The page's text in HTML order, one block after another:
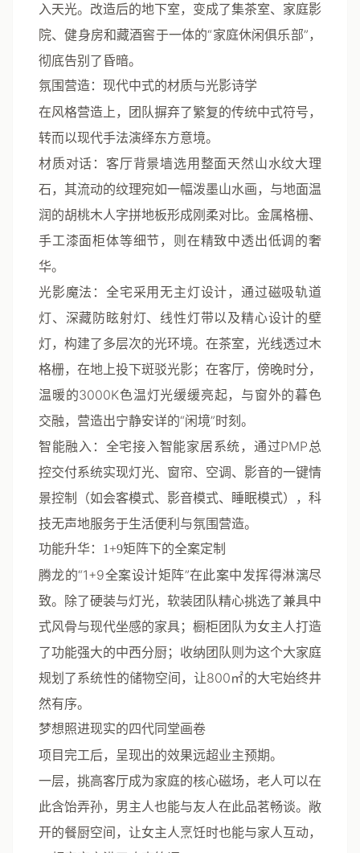
入天光。改造后的地下室，变成了集茶室、家庭影
院、健身房和藏酒窖于一体的“家庭休闲俱乐部”，
彻底告别了昏暗。
氛围营造：现代中式的材质与光影诗学
在风格营造上，团队摒弃了繁复的传统中式符号，
转而以现代手法演绎东方意境。
材质对话 ：客厅背景墙选用整面天然山水纹大理
石，其流动的纹理宛如一幅泼墨山水画，与地面温
润的胡桃木人字拼地板形成刚柔对比。金属格栅、
手工漆面柜体等细节，则在精致中透出低调的奢
华。
光影魔法 ：全宅采用无主灯设计，通过磁吸轨道
灯、深藏防眩射灯、线性灯带以及精心设计的壁
灯，构建了多层次的光环境。在茶室，光线透过木
格栅，在地上投下斑驳光影；在客厅，傍晚时分，
温暖的3000K色温灯光缓缓亮起，与窗外的暮色
交融，营造出宁静安详的“闲境”时刻。
智能融入 ：全宅接入智能家居系统，通过PMP总
控交付系统实现灯光、窗帘、空调、影音的一键情
景控制（如会客模式、影音模式、睡眠模式），科
技无声地服务于生活便利与氛围营造。
功能升华：1+9矩阵下的全案定制
腾龙的“1+9全案设计矩阵”在此案中发挥得淋漓尽
致。除了硬装与灯光，软装团队精心挑选了兼具中
式风骨与现代坐感的家具；橱柜团队为女主人打造
了功能强大的中西分厨；收纳团队则为这个大家庭
规划了系统性的储物空间，让800㎡的大宅始终井
然有序。
梦想照进现实的四代同堂画卷
项目完工后，呈现出的效果远超业主预期。
一层，挑高客厅成为家庭的核心磁场，老人可以在
此含饴弄孙，男主人也能与友人在此品茗畅谈。敞
开的餐厨空间，让女主人烹饪时也能与家人互动，